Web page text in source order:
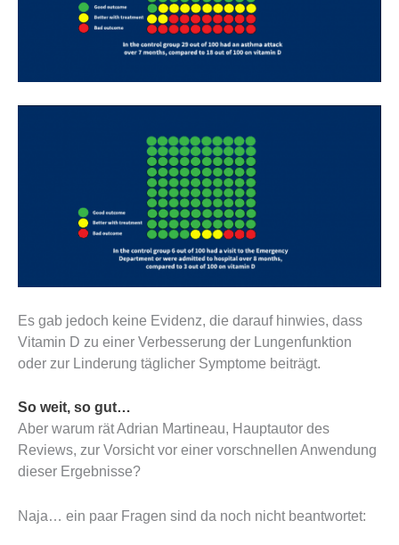
Es gab jedoch keine Evidenz, die darauf hinwies, dass
Vitamin D zu einer Verbesserung der Lungenfunktion
oder zur Linderung täglicher Symptome beiträgt.
So weit, so gut…
Aber warum rät Adrian Martineau, Hauptautor des
Reviews, zur Vorsicht vor einer vorschnellen Anwendung
dieser Ergebnisse?
Naja… ein paar Fragen sind da noch nicht beantwortet: